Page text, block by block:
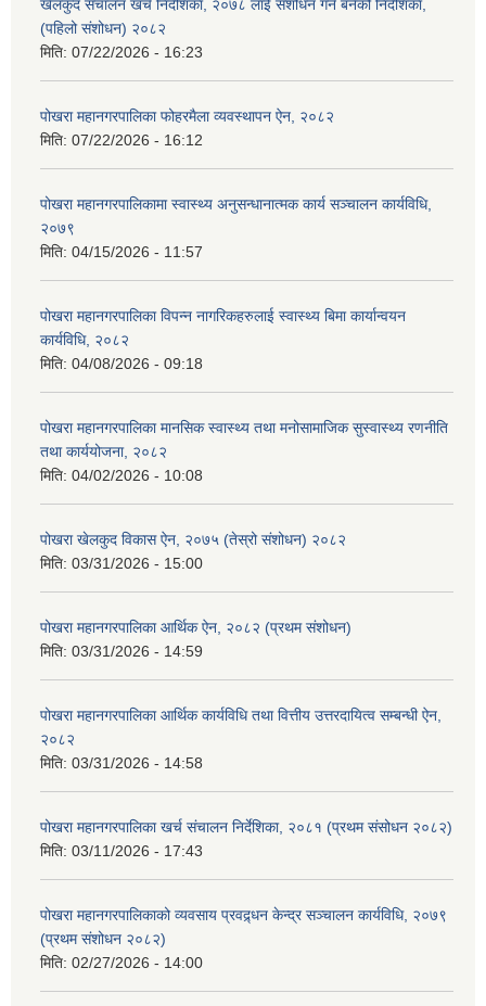
खेलकुद संचालन खर्च निर्देशिका, २०७८ लाई संशोधन गर्न बनेको निर्देशिका,
(पहिलो संशोधन) २०८२
मिति: 07/22/2026 - 16:23
पोखरा महानगरपालिका फोहरमैला व्यवस्थापन ऐन, २०८२
मिति: 07/22/2026 - 16:12
पोखरा महानगरपालिकामा स्वास्थ्य अनुसन्धानात्मक कार्य सञ्चालन कार्यविधि,
२०७९
मिति: 04/15/2026 - 11:57
पोखरा महानगरपालिका विपन्न नागरिकहरुलाई स्वास्थ्य बिमा कार्यान्वयन
कार्यविधि, २०८२
मिति: 04/08/2026 - 09:18
पोखरा महानगरपालिका मानसिक स्वास्थ्य तथा मनोसामाजिक सुस्वास्थ्य रणनीति
तथा कार्ययोजना, २०८२
मिति: 04/02/2026 - 10:08
पोखरा खेलकुद विकास ऐन, २०७५ (तेस्रो संशोधन) २०८२
मिति: 03/31/2026 - 15:00
पोखरा महानगरपालिका आर्थिक ऐन, २०८२ (प्रथम संशोधन)
मिति: 03/31/2026 - 14:59
पोखरा महानगरपालिका आर्थिक कार्यविधि तथा वित्तीय उत्तरदायित्व सम्बन्धी ऐन,
२०८२
मिति: 03/31/2026 - 14:58
पोखरा महानगरपालिका खर्च संचालन निर्देशिका, २०८१ (प्रथम संसोधन २०८२)
मिति: 03/11/2026 - 17:43
पोखरा महानगरपालिकाको व्यवसाय प्रवद्र्धन केन्द्र सञ्चालन कार्यविधि, २०७९
(प्रथम संशोधन २०८२)
मिति: 02/27/2026 - 14:00